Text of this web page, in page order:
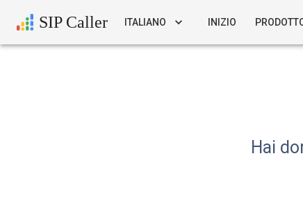
SIP Caller ITALIANO INIZIO
Hai